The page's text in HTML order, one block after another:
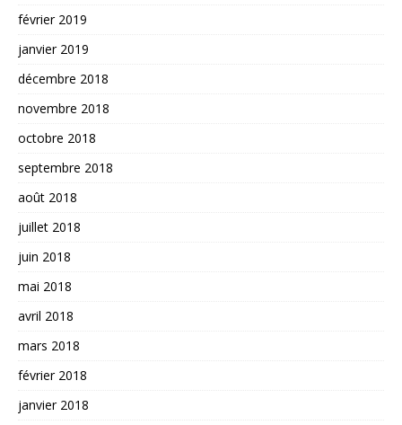
février 2019
janvier 2019
décembre 2018
novembre 2018
octobre 2018
septembre 2018
août 2018
juillet 2018
juin 2018
mai 2018
avril 2018
mars 2018
février 2018
janvier 2018